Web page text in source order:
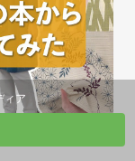
ィア